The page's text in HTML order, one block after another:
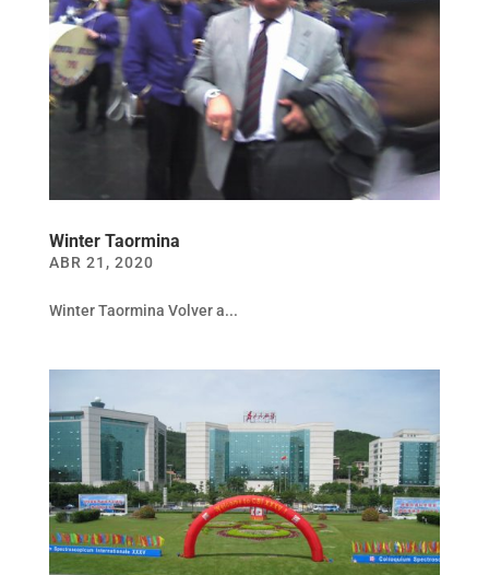
Winter Taormina
ABR 21, 2020
Winter Taormina Volver a...